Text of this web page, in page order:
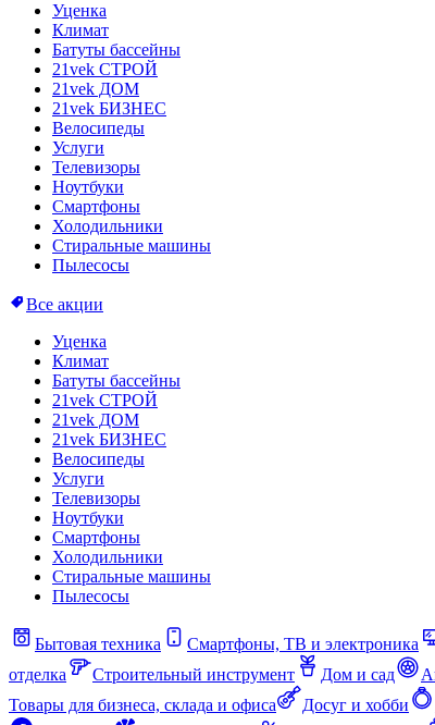
Уценка
Климат
Батуты бассейны
21vek СТРОЙ
21vek ДОМ
21vek БИЗНЕС
Велосипеды
Услуги
Телевизоры
Ноутбуки
Смартфоны
Холодильники
Стиральные машины
Пылесосы
Все акции
Уценка
Климат
Батуты бассейны
21vek СТРОЙ
21vek ДОМ
21vek БИЗНЕС
Велосипеды
Услуги
Телевизоры
Ноутбуки
Смартфоны
Холодильники
Стиральные машины
Пылесосы
Бытовая техника Смартфоны, ТВ и электроника
отделка
Строительный инструмент Дом и сад
Товары для бизнеса, склада и офиса
Досуг и хобби